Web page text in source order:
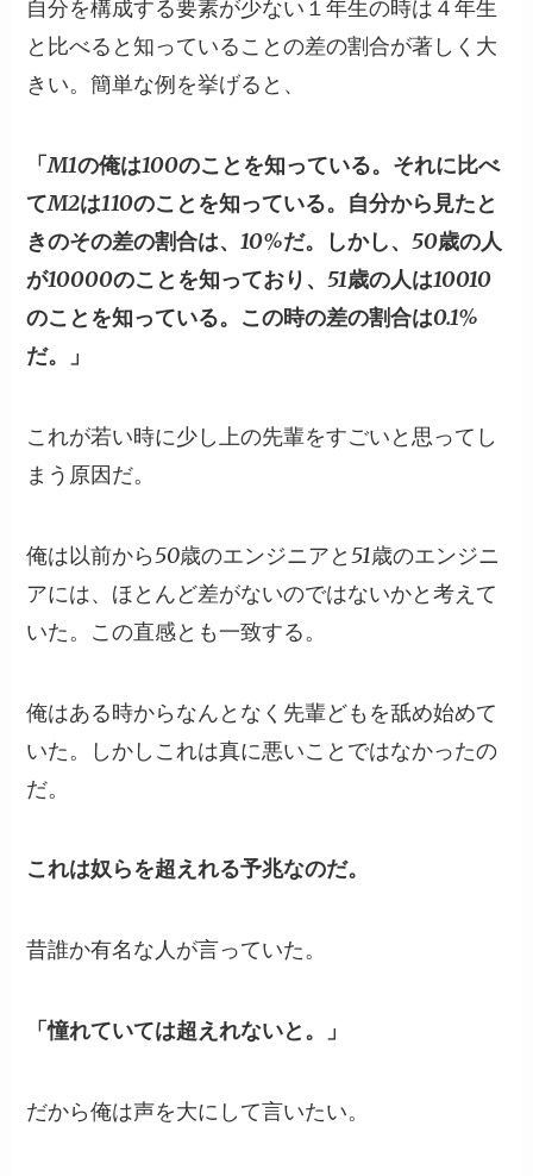
自分を構成する要素が少ない１年生の時は４年生
と比べると知っていることの差の割合が著しく大
きい。簡単な例を挙げると、
「M1の俺は100のことを知っている。それに比べ
てM2は110のことを知っている。自分から見たと
きのその差の割合は、10%だ。しかし、50歳の人
が10000のことを知っており、51歳の人は10010
のことを知っている。この時の差の割合は0.1%
だ。」
これが若い時に少し上の先輩をすごいと思ってし
まう原因だ。
俺は以前から50歳のエンジニアと51歳のエンジニ
アには、ほとんど差がないのではないかと考えて
いた。この直感とも一致する。
俺はある時からなんとなく先輩どもを舐め始めて
いた。しかしこれは真に悪いことではなかったの
だ。
これは奴らを超えれる予兆なのだ。
昔誰か有名な人が言っていた。
「憧れていては超えれないと。」
だから俺は声を大にして言いたい。